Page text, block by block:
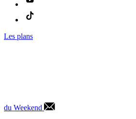
Les plans
du Weekend